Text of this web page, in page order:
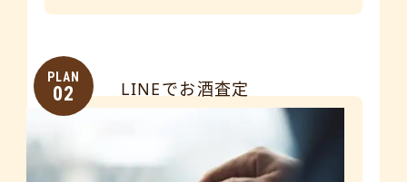
PLAN
02 LINEでお酒査定